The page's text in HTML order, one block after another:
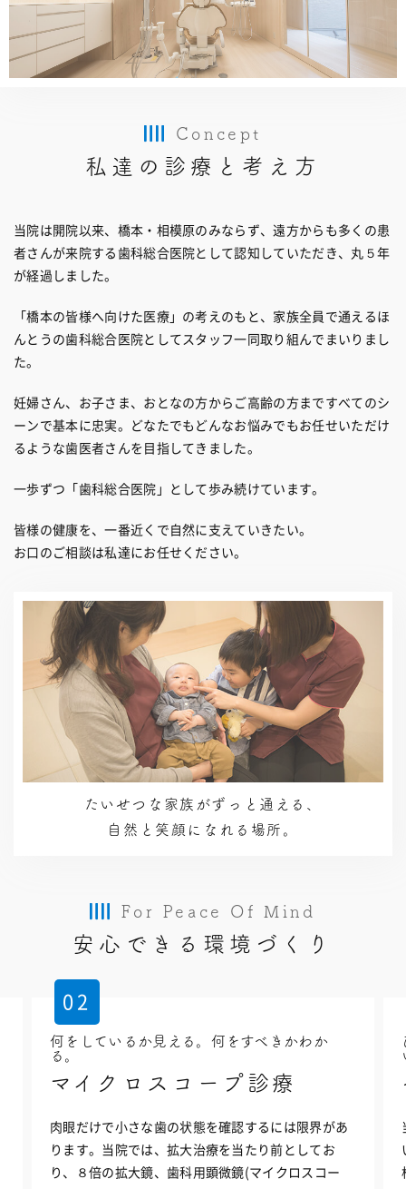
Concept
私達の診療と考え方
当院は開院以来、橋本・相模原のみならず、遠方からも多くの患
者さんが来院する歯科総合医院として認知していただき、丸５年
が経過しました。
「橋本の皆様へ向けた医療」の考えのもと、家族全員で通えるほ
んとうの歯科総合医院としてスタッフ一同取り組んでまいりまし
た。
妊婦さん、お子さま、おとなの方からご高齢の方まですべてのシ
ーンで基本に忠実。どなたでもどんなお悩みでもお任せいただけ
るような歯医者さんを目指してきました。
一歩ずつ「歯科総合医院」として歩み続けています。
皆様の健康を、一番近くで自然に支えていきたい。
お口のご相談は私達にお任せください。
たいせつな家族がずっと通える、
自然と笑顔になれる場所。
For Peace Of Mind
安心できる環境づくり
02
何をしているか見える。何をすべきかわか
る。
マイクロスコープ診療
肉眼だけで小さな歯の状態を確認するには限界があ
ります。当院では、拡大治療を当たり前としてお
り、８倍の拡大鏡、歯科用顕微鏡(マイクロスコー